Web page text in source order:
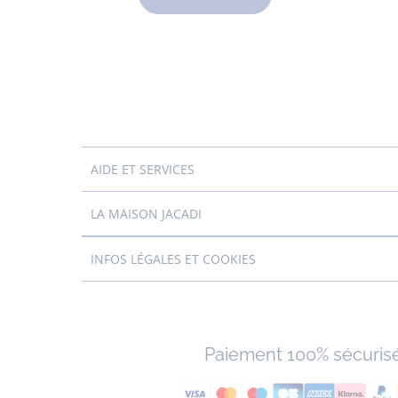
AIDE ET SERVICES
LA MAISON JACADI
INFOS LÉGALES ET COOKIES
Paiement 100%